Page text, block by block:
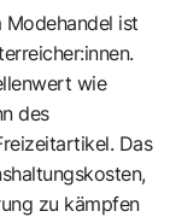
Modehandel ist
wie
des
Das
zu kämpfen